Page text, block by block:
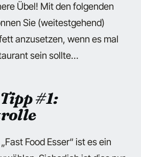
Übel! Mit den folgenden
Sie (weitestgehend)
anzusetzen, wenn es mal
sein sollte…
#1:
Food Esser“ ist es ein